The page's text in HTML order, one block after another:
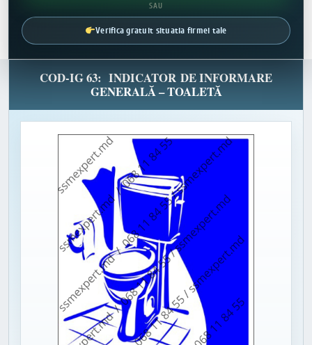
SAU
Verifica gratuit situatia firmei tale
COD-IG 63: INDICATOR DE INFORMARE
GENERALĂ – TOALETĂ